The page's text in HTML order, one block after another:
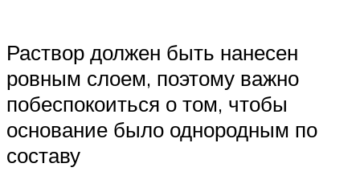
Раствор должен быть нанесен
ровным слоем, поэтому важно
побеспокоиться о том, чтобы
основание было однородным по
составу